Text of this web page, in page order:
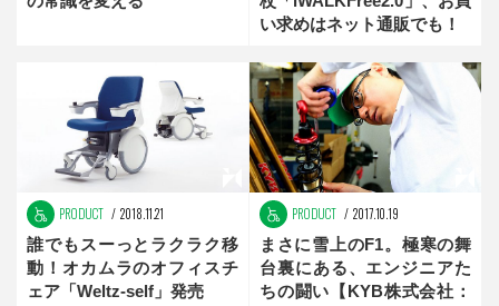
い求めはネット通販でも！
PRODUCT 2018.11.21
誰でもスーっとラクラク移
動！オカムラのオフィスチ
ェア「Weltz-self」発売
PRODUCT 2017.10.19
まさに雪上のF1。極寒の舞
台裏にある、エンジニアた
ちの闘い【KYB株式会社：